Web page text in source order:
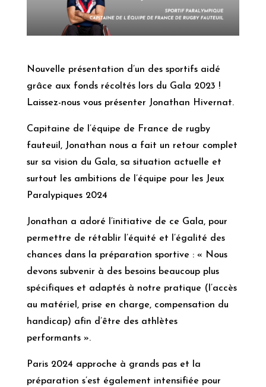
Nouvelle présentation d’un des sportifs aidé
grâce aux fonds récoltés lors du Gala 2023 !
Laissez-nous vous présenter Jonathan Hivernat.
Capitaine de l’équipe de France de rugby
fauteuil, Jonathan nous a fait un retour complet
sur sa vision du Gala, sa situation actuelle et
surtout les ambitions de l’équipe pour les Jeux
Paralypiques 2024
Jonathan a adoré l’initiative de ce Gala, pour
permettre de rétablir l’équité et l’égalité des
chances dans la préparation sportive : « Nous
devons subvenir à des besoins beaucoup plus
spécifiques et adaptés à notre pratique (l’accès
au matériel, prise en charge, compensation du
handicap) afin d’être des athlètes
performants ».
Paris 2024 approche à grands pas et la
préparation s’est également intensifiée pour